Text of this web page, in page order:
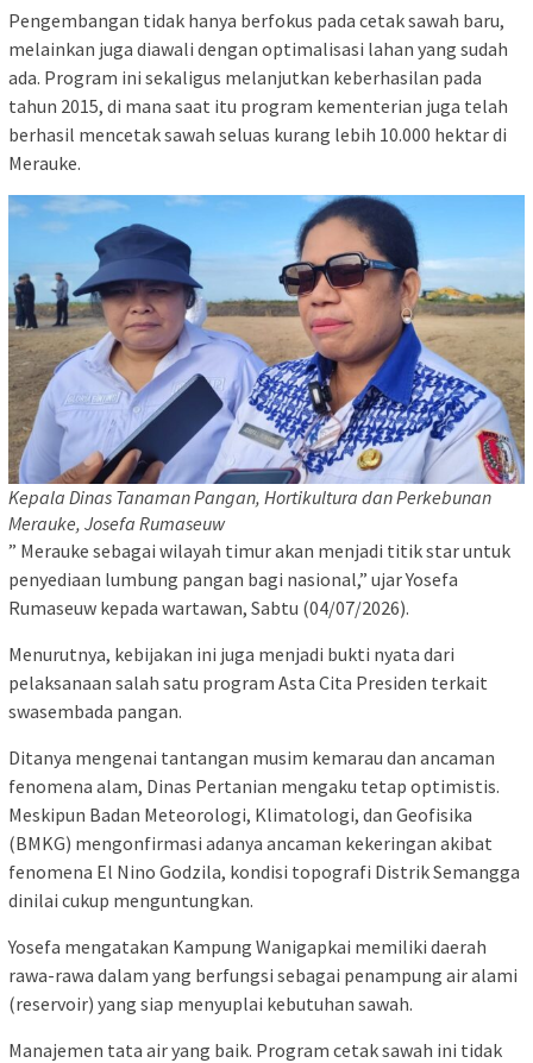
​Pengembangan tidak hanya berfokus pada cetak sawah baru,
melainkan juga diawali dengan optimalisasi lahan yang sudah
ada. Program ini sekaligus melanjutkan keberhasilan pada
tahun 2015, di mana saat itu program kementerian juga telah
berhasil mencetak sawah seluas kurang lebih 10.000 hektar di
Merauke.
​Kepala Dinas Tanaman Pangan, Hortikultura dan Perkebunan
Merauke, Josefa Rumaseuw
” Merauke sebagai wilayah timur akan menjadi titik star untuk
penyediaan lumbung pangan bagi nasional,” ujar Yosefa
Rumaseuw kepada wartawan, Sabtu (04/07/2026).
​Menurutnya, kebijakan ini juga menjadi bukti nyata dari
pelaksanaan salah satu program Asta Cita Presiden terkait
swasembada pangan.
​Ditanya mengenai tantangan musim kemarau dan ancaman
fenomena alam, Dinas Pertanian mengaku tetap optimistis.
Meskipun Badan Meteorologi, Klimatologi, dan Geofisika
(BMKG) mengonfirmasi adanya ancaman kekeringan akibat
fenomena El Nino Godzila, kondisi topografi Distrik Semangga
dinilai cukup menguntungkan.
Yosefa mengatakan Kampung Wanigapkai memiliki daerah
rawa-rawa dalam yang berfungsi sebagai penampung air alami
(reservoir) yang siap menyuplai kebutuhan sawah.
Manajemen tata air yang baik. Program cetak sawah ini tidak